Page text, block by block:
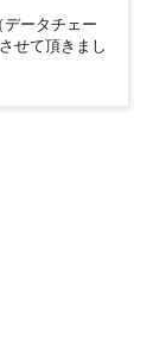
ータチェー
せて頂きまし